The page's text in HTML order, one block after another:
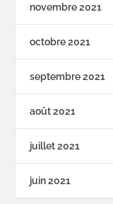
novembre 2021
octobre 2021
septembre 2021
août 2021
juillet 2021
juin 2021